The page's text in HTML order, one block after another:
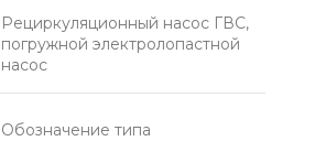
Рециркуляционный насос ГВС,
погружной электролопастной
насос
Обозначение типа